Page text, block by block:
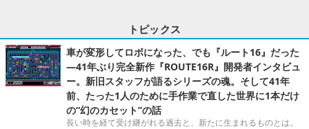
トピックス
車が変形してロボになった、でも『ルート16』だった
―41年ぶり完全新作『ROUTE16R』開発者インタビュ
ー。新旧スタッフが語るシリーズの魂。そして41年
前、たった1人のために手作業で直した世界に1本だけ
の“幻のカセット”の話
長い時を経て受け継がれる過去と、新たに生まれるものとは。